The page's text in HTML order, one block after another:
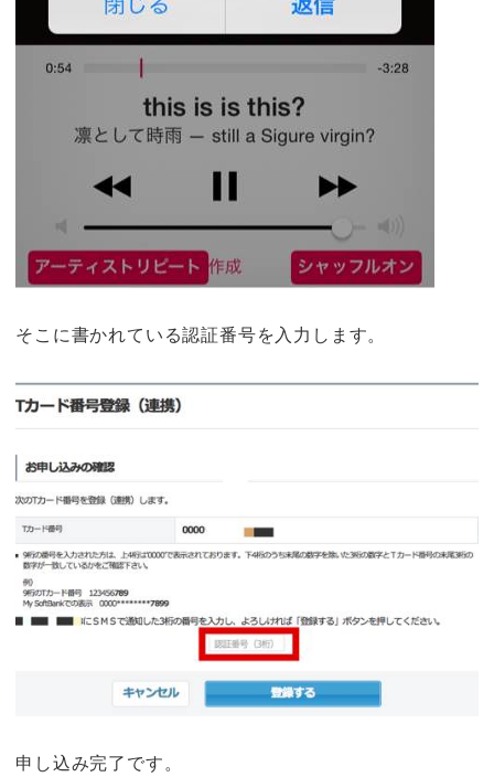
そこに書かれている認証番号を入力します。
申し込み完了です。